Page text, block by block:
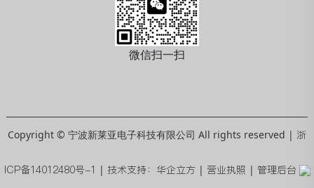
微信扫一扫
Copyright © 宁波新莱亚电子科技有限公司 All rights reserved | 浙
ICP备14012480号-1 | 技术支持：华企立方 | 营业执照 | 管理后台